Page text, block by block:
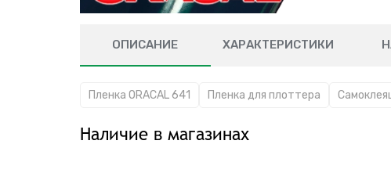
ОПИСАНИЕ ХАРАКТЕРИСТИКИ
Пленка ORACAL 641 Пленка для плоттера
Наличие в магазинах